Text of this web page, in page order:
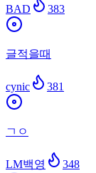
BAD 383
글적을때
cynic 381
ㄱㅇ
LM백영 348